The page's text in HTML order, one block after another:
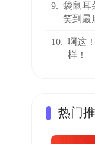
9. 袋鼠耳
笑到最
10. 啊这
样！
热门